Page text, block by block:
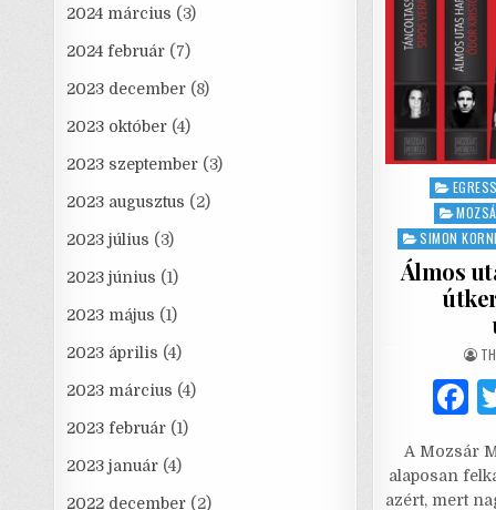
Posted
in
SIMON
Álmos
c
A Mozsár
alaposan
azért, mert
2024 március (3)
2024 február (7)
2023 december (8)
2023 október (4)
2023 szeptember (3)
2023 augusztus (2)
2023 július (3)
2023 június (1)
2023 május (1)
2023 április (4)
2023 március (4)
2023 február (1)
2023 január (4)
2022 december (2)